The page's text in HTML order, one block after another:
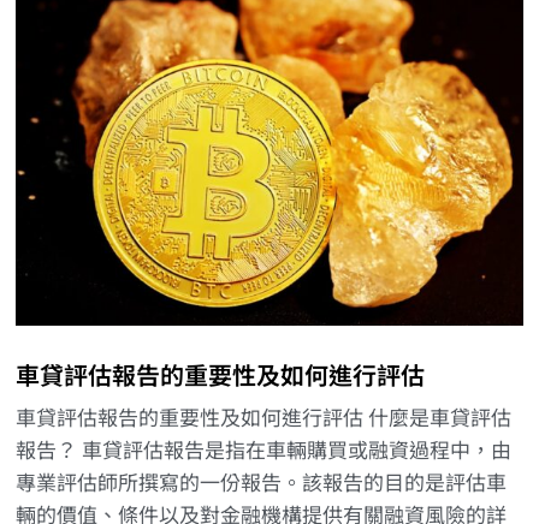
車貸評估報告的重要性及如何進行評估
車貸評估報告的重要性及如何進行評估 什麼是車貸評估
報告？ 車貸評估報告是指在車輛購買或融資過程中，由
專業評估師所撰寫的一份報告。該報告的目的是評估車
輛的價值、條件以及對金融機構提供有關融資風險的詳